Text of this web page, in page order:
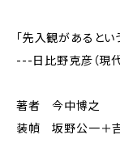
「先入観があるとい
---日比野克彦（現
著者 今中博之
装幀 坂野公一＋